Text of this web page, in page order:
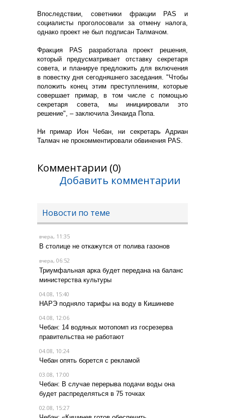
Впоследствии, советники фракции PAS и
социалисты проголосовали за отмену налога,
однако проект не был подписан Талмачом.
Фракция PAS разработала проект решения,
который предусматривает отставку секретаря
совета, и планируе предложить для включения
в повестку дня сегодняшнего заседания. "Чтобы
положить конец этим преступлениям, которые
совершает примар, в том числе с помощью
секретаря совета, мы инициировали это
решение", – заключила Зинаида Попа.
Ни примар Ион Чебан, ни секретарь Адриан
Талмач не прокомментировали обвинения PAS.
Комментарии (0)
Добавить комментарии
Новости по теме
вчера, 11:35
В столице не откажутся от полива газонов
вчера, 06:52
Триумфальная арка будет передана на баланс
министерства культуры
04.08, 15:40
НАРЭ подняло тарифы на воду в Кишиневе
04.08, 12:06
Чебан: 14 водяных мотопомп из госрезерва
правительства не работают
04.08, 10:24
Чебан опять борется с рекламой
03.08, 17:00
Чебан: В случае перерыва подачи воды она
будет распределяться в 75 точках
02.08, 15:27